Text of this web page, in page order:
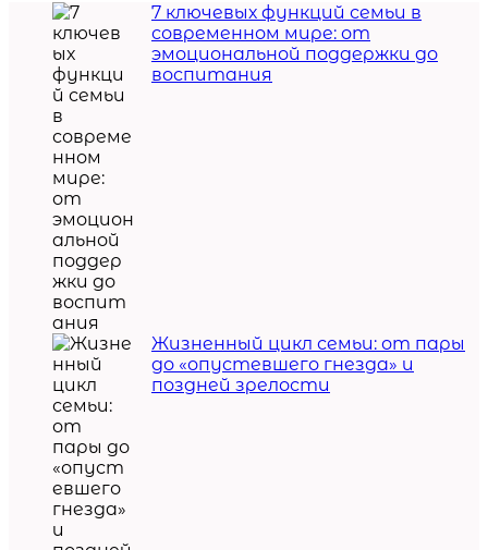
7 ключевых функций семьи в
современном мире: от
эмоциональной поддержки до
воспитания
Жизненный цикл семьи: от пары
до «опустевшего гнезда» и
поздней зрелости